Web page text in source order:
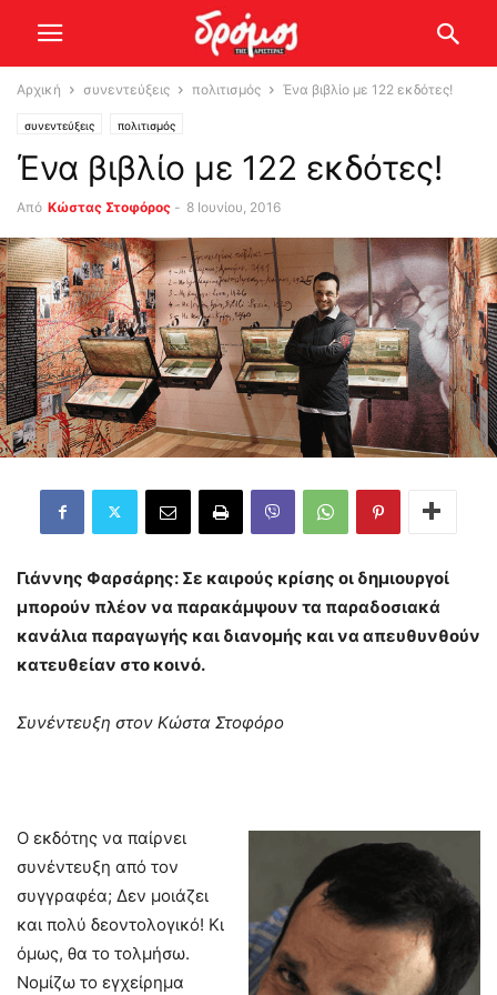
Αρχική συνεντεύξεις πολιτισμός Ένα βιβλίο με 122 εκδότες!
συνεντεύξεις πολιτισμός
Ένα βιβλίο με 122 εκδότες!
Από Κώστας Στοφόρος - 8 Ιουνίου, 2016
Γιάννης Φαρσάρης: Σε καιρούς κρίσης οι δημιουργοί
μπορούν πλέον να παρακάμψουν τα παραδοσιακά
κανάλια παραγωγής και διανομής και να απευθυνθούν
κατευθείαν στο κοινό.
Συνέντευξη στον Κώστα Στοφόρο
Ο εκδότης να παίρνει
συνέντευξη από τον
συγγραφέα; Δεν μοιάζει
και πολύ δεοντολογικό! Κι
όμως, θα το τολμήσω.
Νομίζω το εγχείρημα